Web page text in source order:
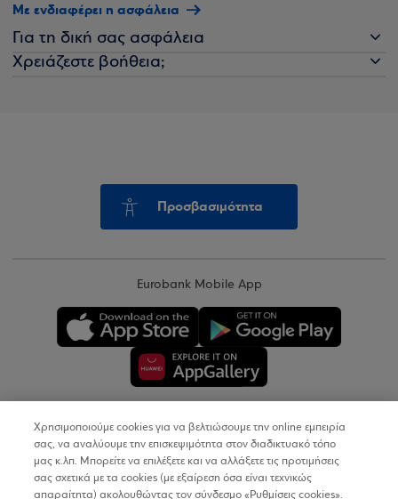
Με ενδιαφέρει η ασφάλεια
Για τη δική σας ασφάλεια
Χρειάζεστε βοήθεια;
Προσβασιμότητα
Eurobank Mobile App
Copyright © 2026
Όροι Χρήσης
Χρησιμοποιούμε cookies για να βελτιώσουμε την online εμπειρία
σας, να αναλύουμε την επισκεψιμότητα στον διαδικτυακό τόπο
μας κ.λπ. Μπορείτε να επιλέξετε και να αλλάξετε τις προτιμήσεις
σας σχετικά με τα cookies (με εξαίρεση όσα είναι τεχνικώς
απαραίτητα) ακολουθώντας τον σύνδεσμο «Ρυθμίσεις cookies».